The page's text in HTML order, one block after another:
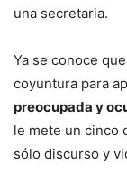
una secretaria.
Ya se conoce
coyuntura para
preocupada y
le mete un cinco
sólo discurso y